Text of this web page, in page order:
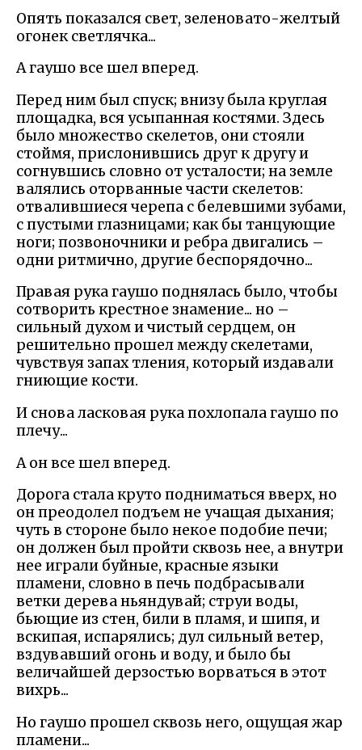
Опять показался свет, зеленовато-желтый
огонек светлячка...
А гаушо все шел вперед.
Перед ним был спуск; внизу была круглая
площадка, вся усыпанная костями. Здесь
было множество скелетов, они стояли
стоймя, прислонившись друг к другу и
согнувшись словно от усталости; на земле
валялись оторванные части скелетов:
отвалившиеся черепа с белевшими зубами,
с пустыми глазницами; как бы танцующие
ноги; позвоночники и ребра двигались –
одни ритмично, другие беспорядочно...
Правая рука гаушо поднялась было, чтобы
сотворить крестное знамение... но –
сильный духом и чистый сердцем, он
решительно прошел между скелетами,
чувствуя запах тления, который издавали
гниющие кости.
И снова ласковая рука похлопала гаушо по
плечу...
А он все шел вперед.
Дорога стала круто подниматься вверх, но
он преодолел подъем не учащая дыхания;
чуть в стороне было некое подобие печи;
он должен был пройти сквозь нее, а внутри
нее играли буйные, красные языки
пламени, словно в печь подбрасывали
ветки дерева ньяндувай; струи воды,
бьющие из стен, били в пламя, и шипя, и
вскипая, испарялись; дул сильный ветер,
вздувавший огонь и воду, и было бы
величайшей дерзостью ворваться в этот
вихрь...
Но гаушо прошел сквозь него, ощущая жар
пламени...